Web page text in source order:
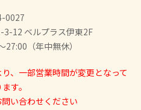
0027
12 ベルプラス伊東2F
（年中無休）
、一部営業時間が変更となって
す。
い合わせください